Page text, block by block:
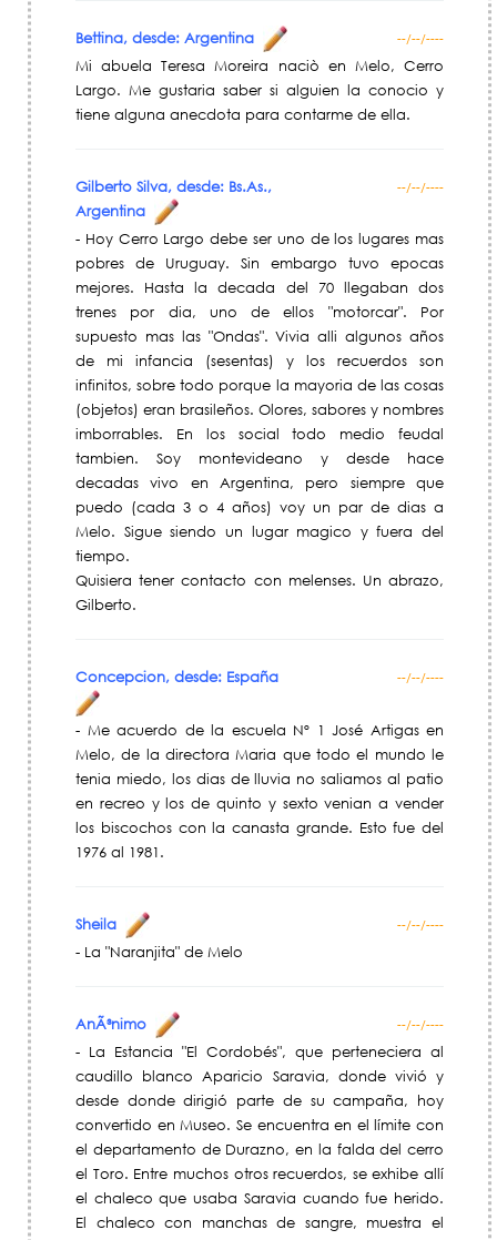
Bettina, desde: Argentina --/--/----
Mi abuela Teresa Moreira naciò en Melo, Cerro
Largo. Me gustaria saber si alguien la conocio y
tiene alguna anecdota para contarme de ella.
Gilberto Silva, desde: Bs.As.,
Argentina
--/--/----
- Hoy Cerro Largo debe ser uno de los lugares mas
pobres de Uruguay. Sin embargo tuvo epocas
mejores. Hasta la decada del 70 llegaban dos
trenes por dia, uno de ellos "motorcar". Por
supuesto mas las "Ondas". Vivia alli algunos años
de mi infancia (sesentas) y los recuerdos son
infinitos, sobre todo porque la mayoria de las cosas
(objetos) eran brasileños. Olores, sabores y nombres
imborrables. En los social todo medio feudal
tambien. Soy montevideano y desde hace
decadas vivo en Argentina, pero siempre que
puedo (cada 3 o 4 años) voy un par de dias a
Melo. Sigue siendo un lugar magico y fuera del
tiempo.
Quisiera tener contacto con melenses. Un abrazo,
Gilberto.
Concepcion, desde: España --/--/----
- Me acuerdo de la escuela Nº 1 José Artigas en
Melo, de la directora Maria que todo el mundo le
tenia miedo, los dias de lluvia no saliamos al patio
en recreo y los de quinto y sexto venian a vender
los biscochos con la canasta grande. Esto fue del
1976 al 1981.
Sheila --/--/----
- La "Naranjita" de Melo
AnÃ³nimo --/--/----
- La Estancia "El Cordobés", que perteneciera al
caudillo blanco Aparicio Saravia, donde vivió y
desde donde dirigió parte de su campaña, hoy
convertido en Museo. Se encuentra en el límite con
el departamento de Durazno, en la falda del cerro
el Toro. Entre muchos otros recuerdos, se exhibe allí
el chaleco que usaba Saravia cuando fue herido.
El chaleco con manchas de sangre, muestra el